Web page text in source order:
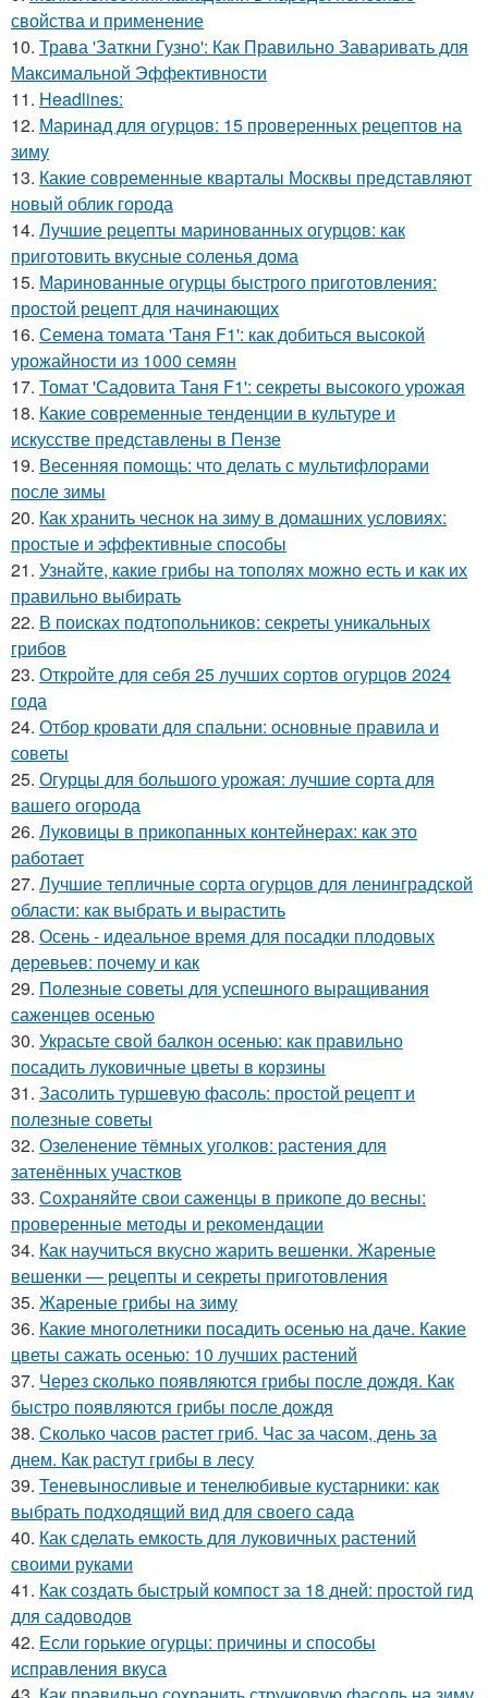
свойства и применение
10. Трава 'Заткни Гузно': Как Правильно Заваривать для
Максимальной Эффективности
11. Headlines:
12. Маринад для огурцов: 15 проверенных рецептов на
зиму
13. Какие современные кварталы Москвы представляют
новый облик города
14. Лучшие рецепты маринованных огурцов: как
приготовить вкусные соленья дома
15. Маринованные огурцы быстрого приготовления:
простой рецепт для начинающих
16. Семена томата 'Таня F1': как добиться высокой
урожайности из 1000 семян
17. Томат 'Садовита Таня F1': секреты высокого урожая
18. Какие современные тенденции в культуре и
искусстве представлены в Пензе
19. Весенняя помощь: что делать с мультифлорами
после зимы
20. Как хранить чеснок на зиму в домашних условиях:
простые и эффективные способы
21. Узнайте, какие грибы на тополях можно есть и как их
правильно выбирать
22. В поисках подтопольников: секреты уникальных
грибов
23. Откройте для себя 25 лучших сортов огурцов 2024
года
24. Отбор кровати для спальни: основные правила и
советы
25. Огурцы для большого урожая: лучшие сорта для
вашего огорода
26. Луковицы в прикопанных контейнерах: как это
работает
27. Лучшие тепличные сорта огурцов для ленинградской
области: как выбрать и вырастить
28. Осень - идеальное время для посадки плодовых
деревьев: почему и как
29. Полезные советы для успешного выращивания
саженцев осенью
30. Украсьте свой балкон осенью: как правильно
посадить луковичные цветы в корзины
31. Засолить туршевую фасоль: простой рецепт и
полезные советы
32. Озеленение тёмных уголков: растения для
затенённых участков
33. Сохраняйте свои саженцы в прикопе до весны:
проверенные методы и рекомендации
34. Как научиться вкусно жарить вешенки. Жареные
вешенки — рецепты и секреты приготовления
35. Жареные грибы на зиму
36. Какие многолетники посадить осенью на даче. Какие
цветы сажать осенью: 10 лучших растений
37. Через сколько появляются грибы после дождя. Как
быстро появляются грибы после дождя
38. Сколько часов растет гриб. Час за часом, день за
днем. Как растут грибы в лесу
39. Теневыносливые и тенелюбивые кустарники: как
выбрать подходящий вид для своего сада
40. Как сделать емкость для луковичных растений
своими руками
41. Как создать быстрый компост за 18 дней: простой гид
для садоводов
42. Если горькие огурцы: причины и способы
исправления вкуса